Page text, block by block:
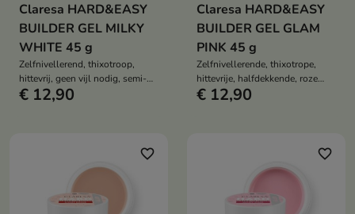
Claresa HARD&EASY
BUILDER GEL MILKY
WHITE 45 g
Zelfnivellerend, thixotroop,
hittevrij, geen vijl nodig, semi-
dekkend, melkachtige tint, tot
€ 12,90
Claresa HARD&EASY
BUILDER GEL GLAM
PINK 45 g
Zelfnivellerende, thixotrope,
hittevrije, halfdekkende, roze
buildergel met een glans, geen
€ 12,90
favorite_border favorite_border